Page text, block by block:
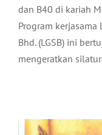
dan B40 di kariah
Program kerjasama
Bhd. (LGSB) ini
mengeratkan